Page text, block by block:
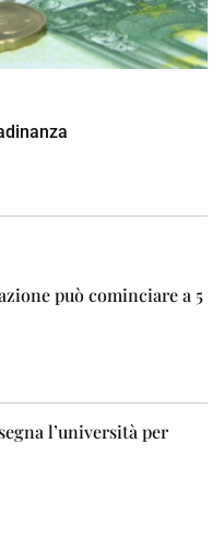
può cominciare a 5
l’università per